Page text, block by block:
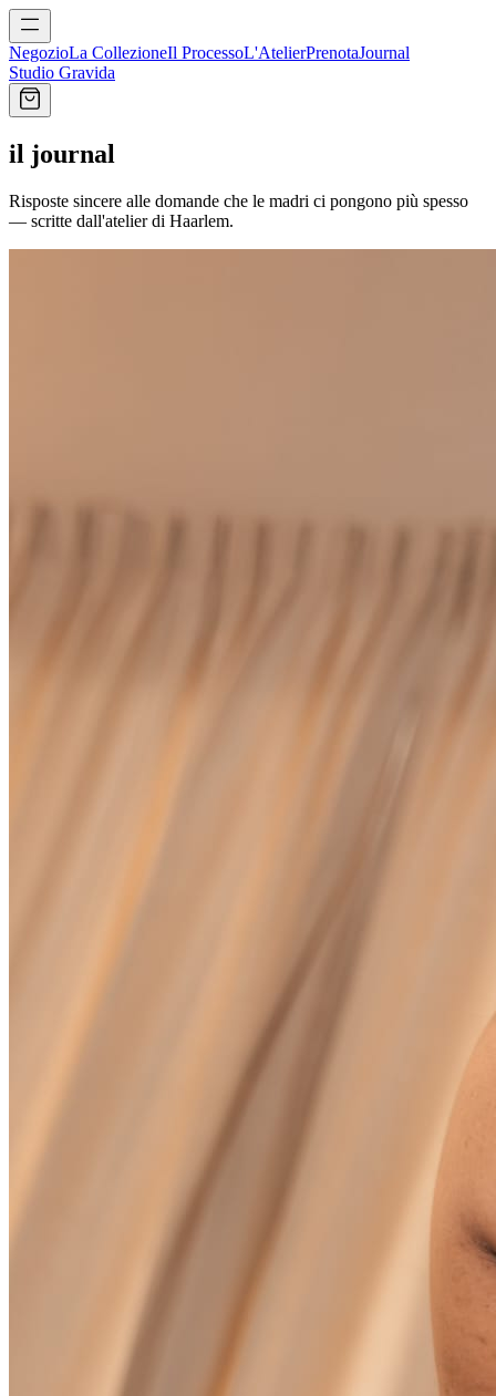
NegozioLa CollezioneIl ProcessoL'AtelierPrenotaJournal
Studio Gravida
il journal
Risposte sincere alle domande che le madri ci pongono più spesso
— scritte dall'atelier di Haarlem.